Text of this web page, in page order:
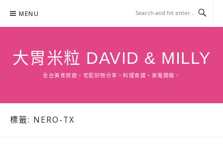
content
MENU
大胃米粒 DAVID & MILLY
全台美食旅遊。宅配好物分享。料理食譜。家電開箱。
標籤: NERO-TX